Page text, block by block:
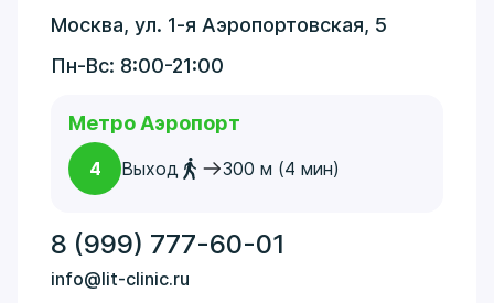
Москва, ул. 1-я Аэропортовская, 5
Пн-Вс: 8:00-21:00
Метро Аэропорт
4 Выход 300 м (4 мин)
8 (999) 777-60-01
info@lit-clinic.ru